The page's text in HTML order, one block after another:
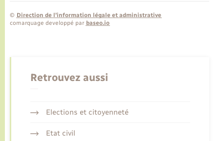
© Direction de l’information légale et administrative
comarquage developpé par baseo.io
Retrouvez aussi
Elections et citoyenneté
Etat civil